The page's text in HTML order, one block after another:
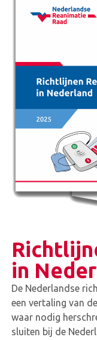
in
De Nederlandse
een vertaling van
waar nodig
sluiten bij de